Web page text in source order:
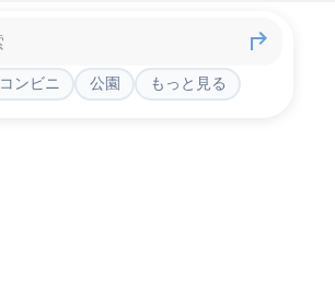
コンビニ 公園 もっと見る